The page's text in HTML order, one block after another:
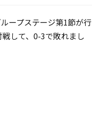
ープステージ第1節が行
して、0-3で敗れまし